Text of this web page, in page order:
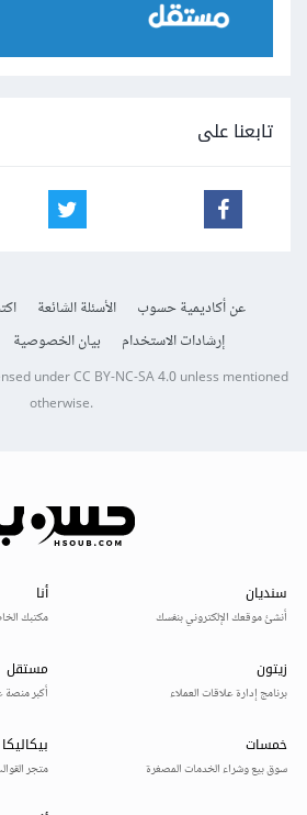
تابعنا على
عن أكاديمية حسوب الأسئلة الشائعة
إرشادات الاستخدام
بيان الخصوصية
underCC BY-NC-SA 4.0unless mentioned
otherwise.